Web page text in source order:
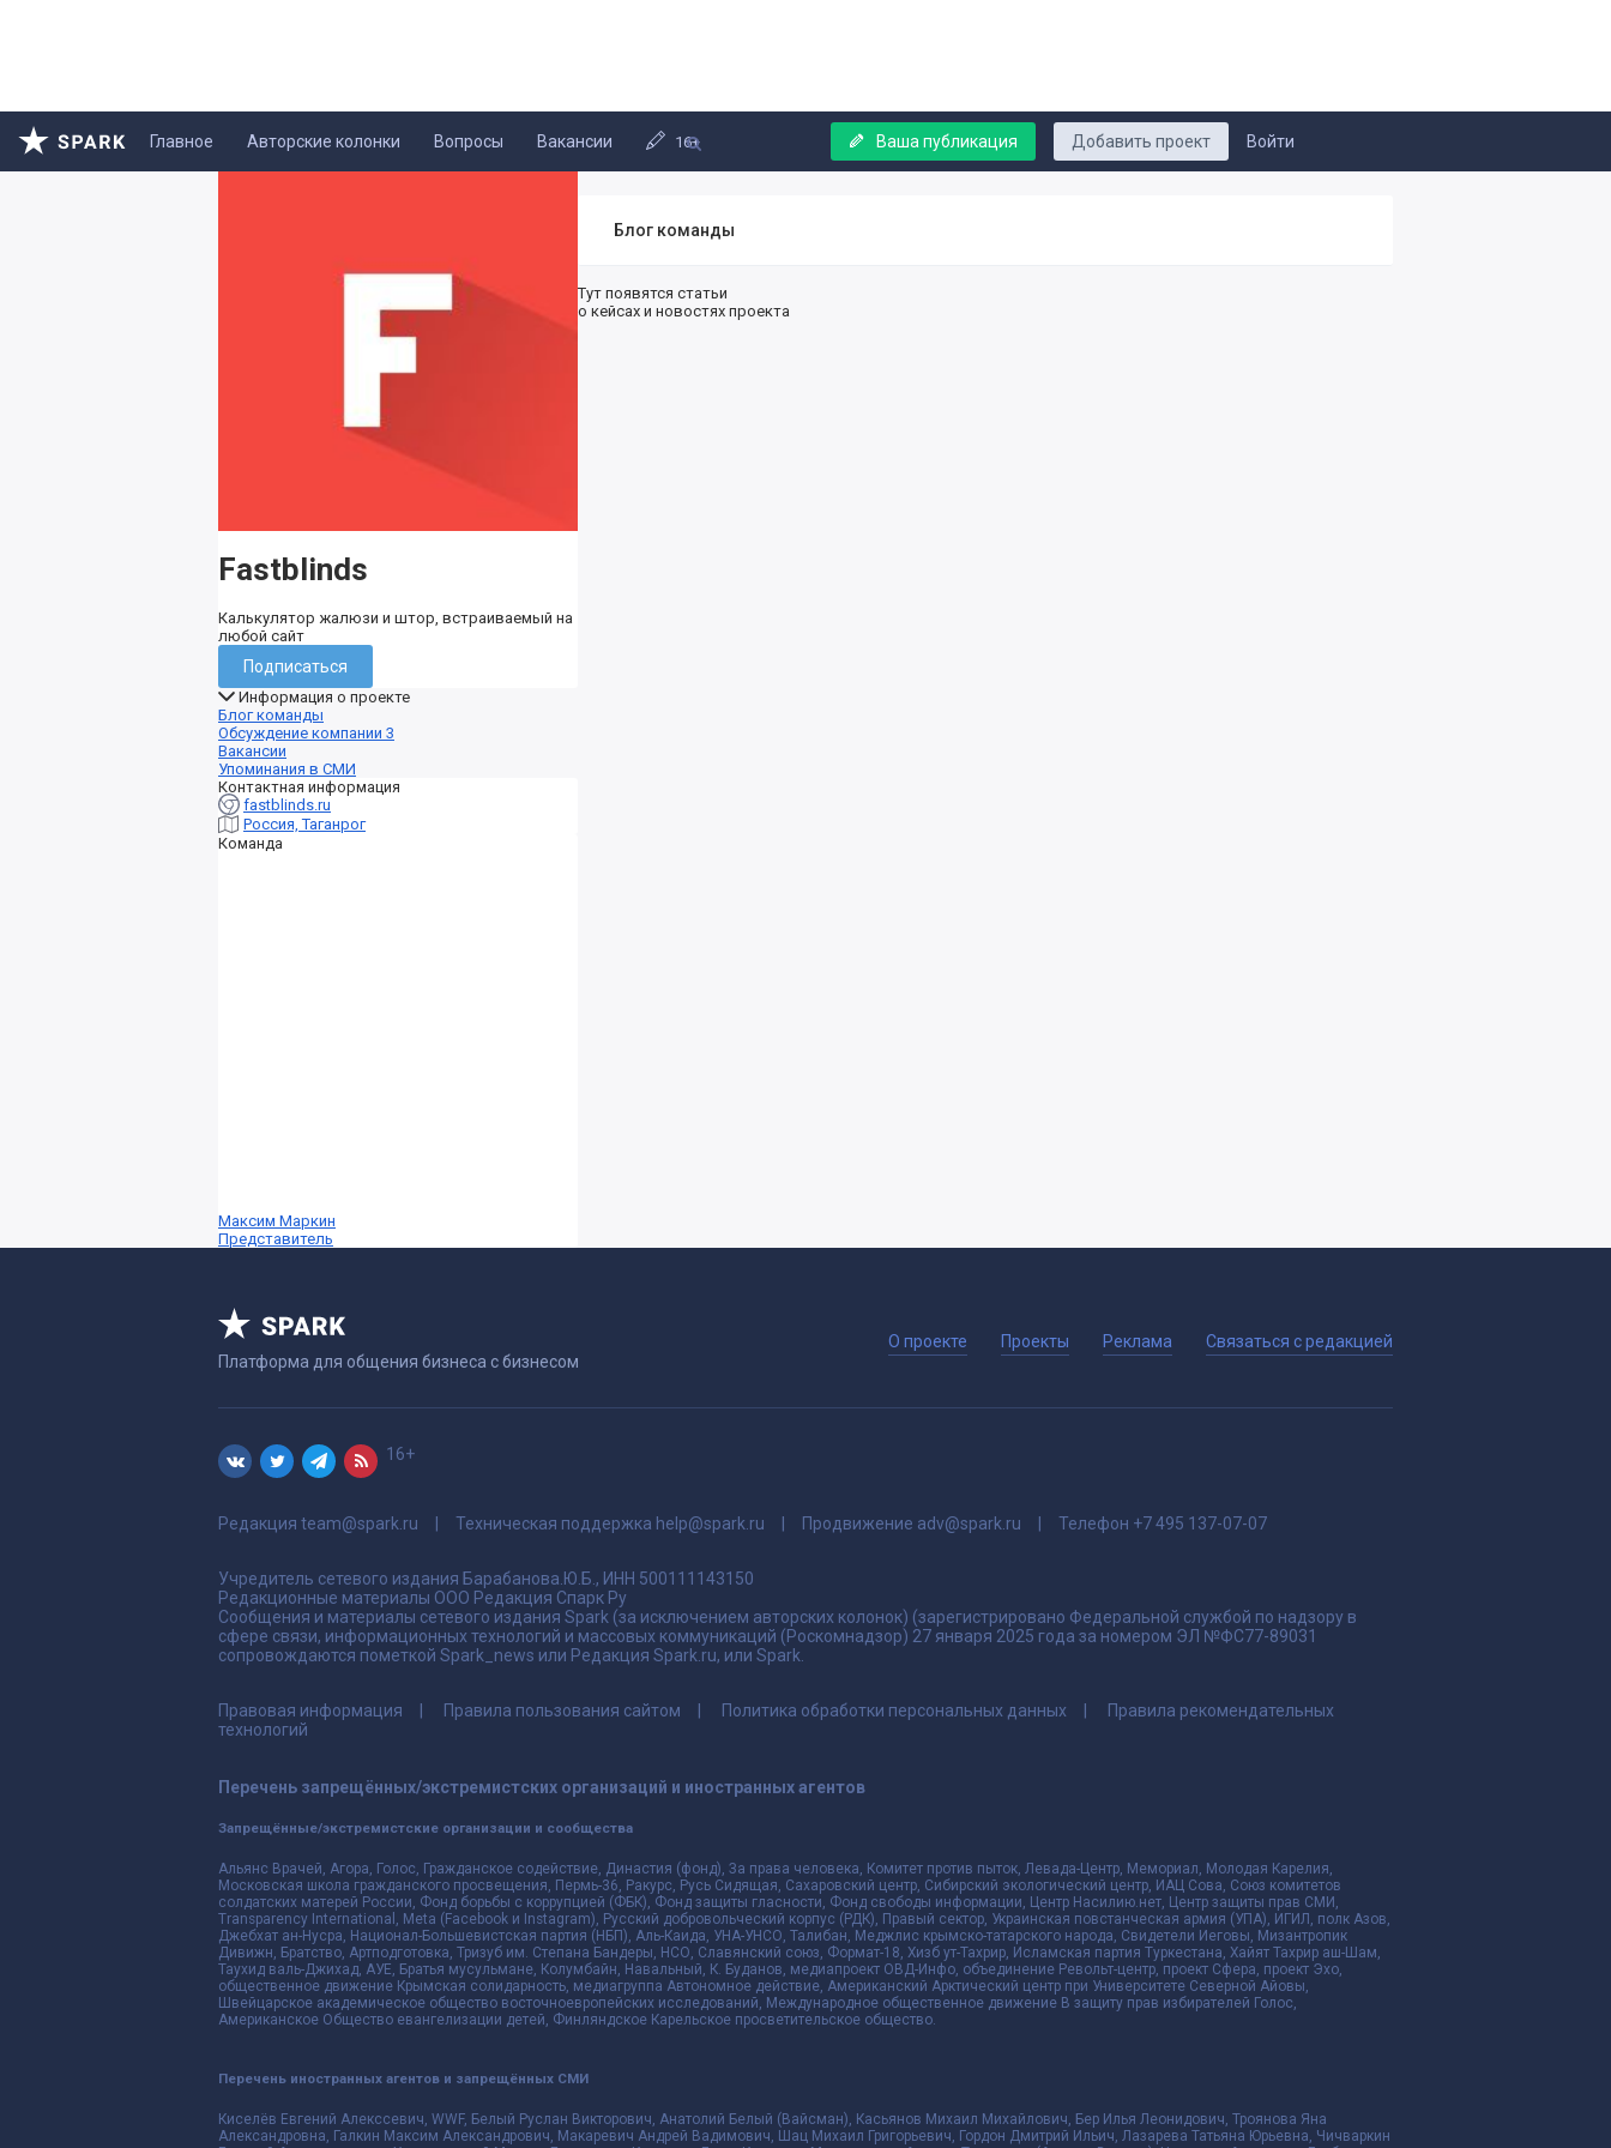
Войти
Добавить проект
Главное Авторские колонки Вопросы Вакансии Ваша публикация
16+
Fastblinds
Калькулятор жалюзи и штор, встраиваемый на
любой сайт
Подписаться
Информация о проекте
Блог команды
Обсуждение компании 3
Вакансии
Упоминания в СМИ
Контактная информация
fastblinds.ru
Россия, Таганрог
Команда
Максим Маркин
Представитель
Блог команды
Тут появятся статьи
о кейсах и новостях проекта
Платформа для общения бизнеса с бизнесом
О проекте Проекты Реклама Связаться с редакцией
16+
Редакция team@spark.ru Техническая поддержка help@spark.ru Продвижение adv@spark.ru Телефон +7 495 137-07-07
Учредитель сетевого издания Барабанова.Ю.Б., ИНН 500111143150
Редакционные материалы ООО Редакция Спарк Ру
Сообщения и материалы сетевого издания Spark (за исключением авторских колонок) (зарегистрировано Федеральной службой по надзору в
сфере связи, информационных технологий и массовых коммуникаций (Роскомнадзор) 27 января 2025 года за номером ЭЛ №ФС77-89031
сопровождаются пометкой Spark_news или Редакция Spark.ru, или Spark.
Правовая информация Правила пользования сайтом Политика обработки персональных данных
Правила рекомендательных
технологий
Перечень запрещённых/экстремистских организаций и иностранных агентов
Запрещённые/экстремистские организации и сообщества
Альянс Врачей, Агора, Голос, Гражданское содействие, Династия (фонд), За права человека, Комитет против пыток, Левада-Центр, Мемориал, Молодая Карелия,
Московская школа гражданского просвещения, Пермь-36, Ракурс, Русь Сидящая, Сахаровский центр, Сибирский экологический центр, ИАЦ Сова, Союз комитетов
солдатских матерей России, Фонд борьбы с коррупцией (ФБК), Фонд защиты гласности, Фонд свободы информации, Центр Насилию.нет, Центр защиты прав СМИ,
Transparency International, Meta (Facebook и Instagram), Русский добровольческий корпус (РДК), Правый сектор, Украинская повстанческая армия (УПА), ИГИЛ, полк Азов,
Джебхат ан-Нусра, Национал-Большевистская партия (НБП), Аль-Каида, УНА-УНСО, Талибан, Меджлис крымско-татарского народа, Свидетели Иеговы, Мизантропик
Дивижн, Братство, Артподготовка, Тризуб им. Степана Бандеры, НСО, Славянский союз, Формат-18, Хизб ут-Тахрир, Исламская партия Туркестана, Хайят Тахрир аш-Шам,
Таухид валь-Джихад, АУЕ, Братья мусульмане, Колумбайн, Навальный, К. Буданов, медиапроект ОВД-Инфо, объединение Револьт-центр, проект Сфера, проект Эхо,
общественное движение Крымская солидарность, медиагруппа Автономное действие, Американский Арктический центр при Университете Северной Айовы,
Швейцарское академическое общество восточноевропейских исследований, Международное общественное движение В защиту прав избирателей Голос,
Американское Общество евангелизации детей, Финляндское Карельское просветительское общество.
Перечень иностранных агентов и запрещённых СМИ
Киселёв Евгений Алекссевич, WWF, Белый Руслан Викторович, Анатолий Белый (Вайсман), Касьянов Михаил Михайлович, Бер Илья Леонидович, Троянова Яна
Александровна, Галкин Максим Александрович, Макаревич Андрей Вадимович, Шац Михаил Григорьевич, Гордон Дмитрий Ильич, Лазарева Татьяна Юрьевна, Чичваркин